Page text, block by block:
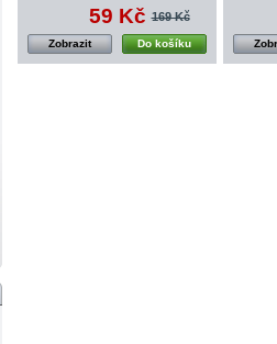
59 Kč 169 Kč
Do košíku
Zobrazit